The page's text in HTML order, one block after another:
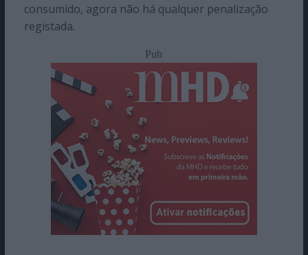
consumido, agora não há qualquer penalização
registada.
Pub